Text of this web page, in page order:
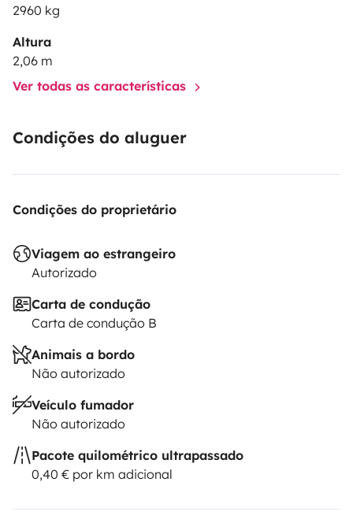
2960 kg
Altura
2,06 m
Ver todas as características
Condições do aluguer
Condições do proprietário
Viagem ao estrangeiro
Autorizado
Carta de condução
Carta de condução B
Animais a bordo
Não autorizado
Veículo fumador
Não autorizado
Pacote quilométrico ultrapassado
0,40 € por km adicional